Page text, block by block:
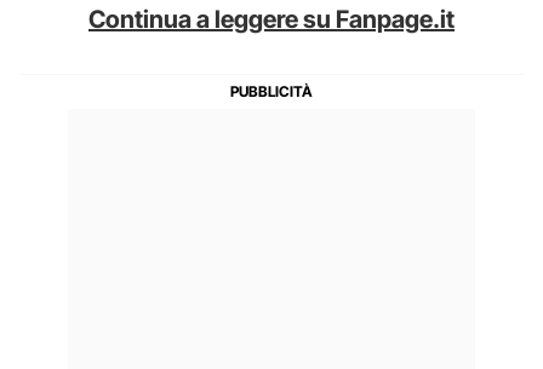
Continua a leggere su Fanpage.it